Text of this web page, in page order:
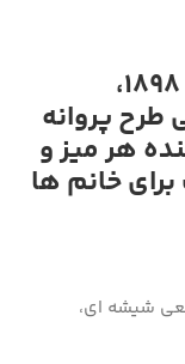
تابلو رومیزی مدل پروانه کد 1898،
طرح پروانه
هر میز و
خانم ها
شیشه ای،